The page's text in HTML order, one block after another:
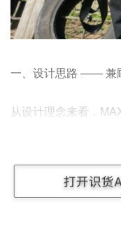
一、设计思路 —— 兼
从设计理念来看，
是为了满足那些对背
了托特包和双肩背包
途旅行以及户外活动